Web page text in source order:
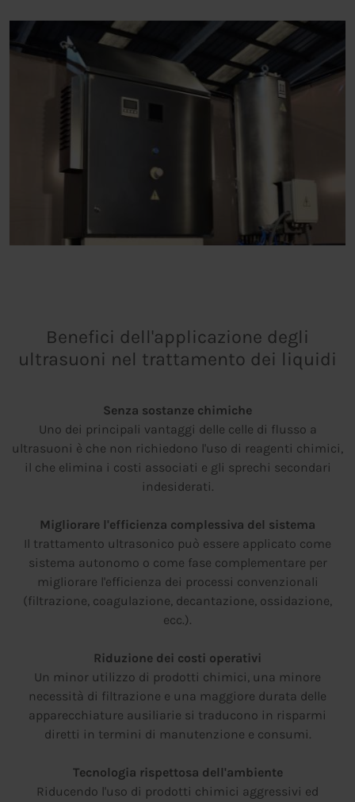
Benefici dell'applicazione degli
ultrasuoni nel trattamento dei liquidi
Senza sostanze chimiche
Uno dei principali vantaggi delle celle di flusso a
ultrasuoni è che non richiedono l'uso di reagenti chimici,
il che elimina i costi associati e gli sprechi secondari
indesiderati.
Migliorare l'efficienza complessiva del sistema
Il trattamento ultrasonico può essere applicato come
sistema autonomo o come fase complementare per
migliorare l'efficienza dei processi convenzionali
(filtrazione, coagulazione, decantazione, ossidazione,
ecc.).
Riduzione dei costi operativi
Un minor utilizzo di prodotti chimici, una minore
necessità di filtrazione e una maggiore durata delle
apparecchiature ausiliarie si traducono in risparmi
diretti in termini di manutenzione e consumi.
Tecnologia rispettosa dell'ambiente
Riducendo l'uso di prodotti chimici aggressivi ed